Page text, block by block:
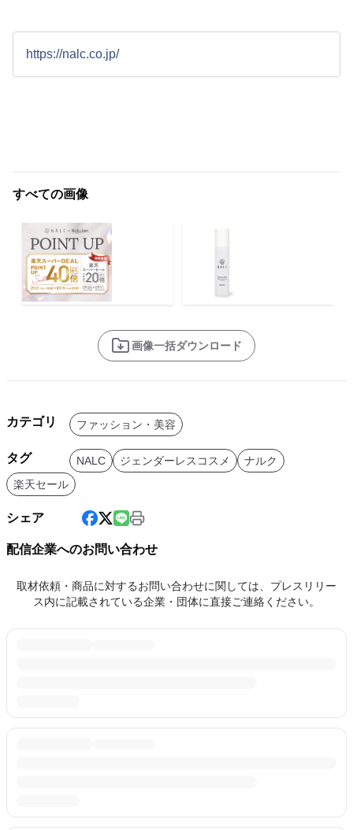
https://nalc.co.jp/
すべての画像
画像一括ダウンロード
カテゴリ ファッション・美容
タグ NALC ジェンダーレスコスメ
ナルク
楽天セール
シェア
配信企業へのお問い合わせ
取材依頼・商品に対するお問い合わせに関しては、プレスリリー
ス内に記載されている企業・団体に直接ご連絡ください。